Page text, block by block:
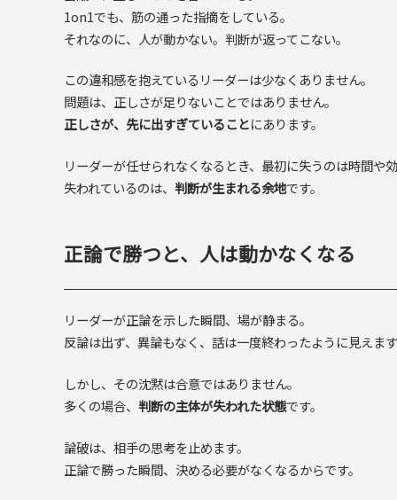
1on1でも、筋の通った指摘をしている。
それなのに、人が動かない。判断が返ってこない。
この違和感を抱えているリーダーは少なくありません。
問題は、正しさが足りないことではありません。
正しさが、先に出すぎていることにあります。
リーダーが任せられなくなるとき、最初に失うのは時間や
失われているのは、 判断が生まれる余地です。
正論で勝つと、人は動かなくなる
リーダーが正論を示した瞬間、場が静まる。
反論は出ず、異論もなく、話は一度終わったように見えます
しかし、その沈黙は合意ではありません。
多くの場合、 判断の主体が失われた状態です。
論破は、相手の思考を止めます。
正論で勝った瞬間、決める必要がなくなるからです。